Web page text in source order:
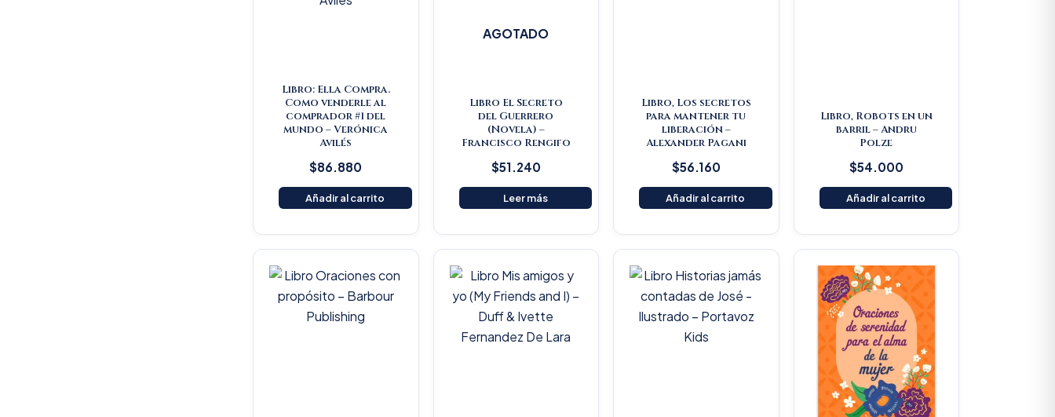
Libro: Ella Compra.
Como venderle al
comprador #1 del
mundo – Verónica
Avilés
$86.880
Añadir al carrito
AGOTADO
Libro El Secreto
del Guerrero
(Novela) –
Francisco Rengifo
$51.240
Leer más
Libro, Los secretos
para mantener tu
liberación –
Alexander Pagani
$56.160
Añadir al carrito
Libro, Robots en un
barril – Andru
Polze
$54.000
Añadir al carrito